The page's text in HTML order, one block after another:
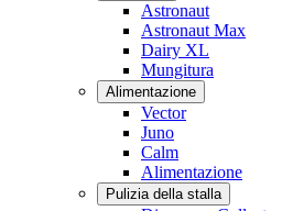
Astronaut
Astronaut Max
Dairy XL
Mungitura
Alimentazione
Vector
Juno
Calm
Alimentazione
Pulizia della stalla